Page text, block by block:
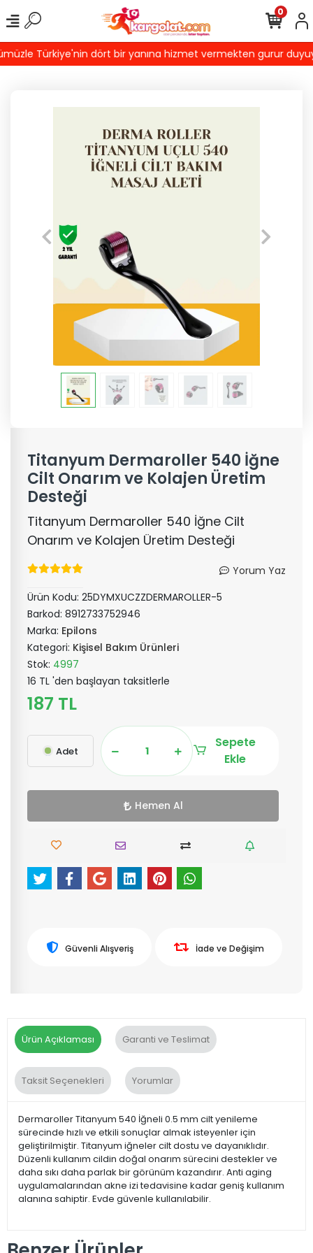
Türkiye'nin dört bir yanına hizmet vermekten gurur
0
Titanyum Dermaroller 540 İğne
Cilt Onarım ve Kolajen Üretim
Desteği
Titanyum Dermaroller 540 İğne Cilt
Onarım ve Kolajen Üretim Desteği
Yorum Yaz
Ürün Kodu: 25DYMXUCZZDERMAROLLER-5
Barkod: 8912733752946
Marka: Epilons
Kategori: Kişisel Bakım Ürünleri
Stok: 4997
16 TL 'den başlayan taksitlerle
187 TL
Adet
Sepete
Ekle
Hemen Al
Güvenli Alışveriş İade ve Değişim
Ürün Açıklaması Garanti ve Teslimat
Taksit Seçenekleri Yorumlar
Dermaroller Titanyum 540 İğneli 0.5 mm cilt yenileme
sürecinde hızlı ve etkili sonuçlar almak isteyenler için
geliştirilmiştir. Titanyum iğneler cilt dostu ve dayanıklıdır.
Düzenli kullanım cildin doğal onarım sürecini destekler ve
daha sıkı daha parlak bir görünüm kazandırır. Anti aging
uygulamalarından akne izi tedavisine kadar geniş kullanım
alanına sahiptir. Evde güvenle kullanılabilir.